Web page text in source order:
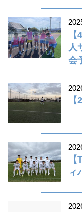
人
会
ィ